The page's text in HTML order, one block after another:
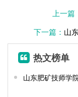
上一篇
下一篇： 山
热文榜单
山东肥矿技师学